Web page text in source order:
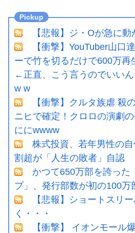
【悲報】ジ・Oが急に
【衝撃】YouTuber山口
ーで竹を切るだけで600万再
←正直、こう言うのでいい
w w
【衝撃】クルタ族虐 殺
ニヒで確定！クロロの演劇
ににwwww
株式投資、若年男性の
割超が「人生の敗者」自認
かつて650万部を誇った
プ」、発行部数が初の100万
【悲報】ショートスリ
く・・・
【衝撃】 イオンモール